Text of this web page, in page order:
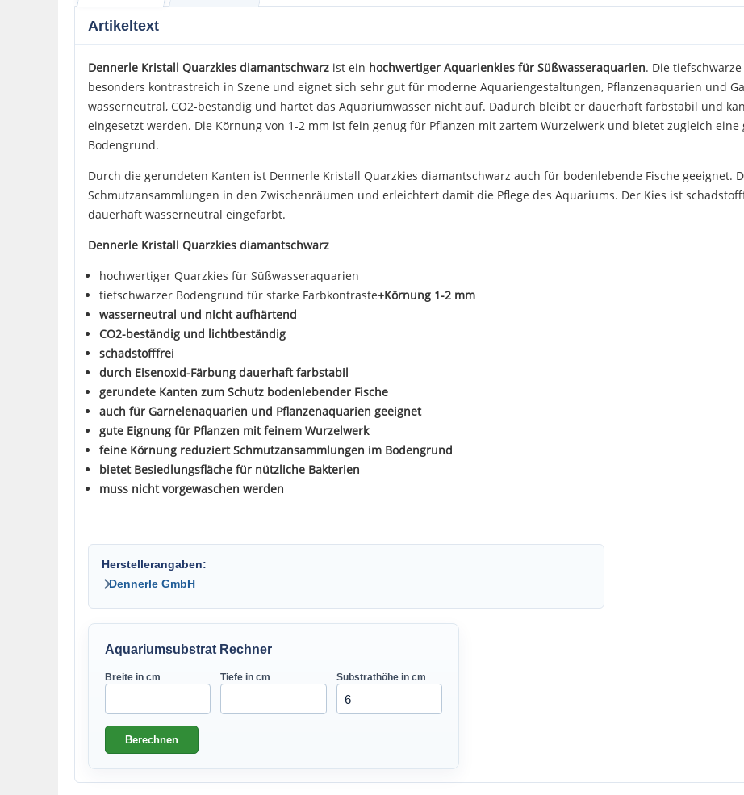
Artikeltext
Dennerle Kristall Quarzkies diamantschwarz ist ein hochwertiger Aquarienkies für Süßwasseraquarien. Die
besonders kontrastreich in Szene und eignet sich sehr gut für moderne Aquariengestaltungen, Pflanzenaquarien und
wasserneutral, CO2-beständig und härtet das Aquariumwasser nicht auf. Dadurch bleibt er dauerhaft farbstabil und
eingesetzt werden. Die Körnung von 1-2 mm ist fein genug für Pflanzen mit zartem Wurzelwerk und bietet zugleich
Bodengrund.
Durch die gerundeten Kanten ist Dennerle Kristall Quarzkies diamantschwarz auch für bodenlebende Fische geeignet.
Schmutzansammlungen in den Zwischenräumen und erleichtert damit die Pflege des Aquariums. Der Kies ist
dauerhaft wasserneutral eingefärbt.
Dennerle Kristall Quarzkies diamantschwarz
hochwertiger Quarzkies für Süßwasseraquarien
tiefschwarzer Bodengrund für starke Farbkontraste+Körnung 1-2 mm
wasserneutral und nicht aufhärtend
CO2-beständig und lichtbeständig
schadstofffrei
durch Eisenoxid-Färbung dauerhaft farbstabil
gerundete Kanten zum Schutz bodenlebender Fische
auch für Garnelenaquarien und Pflanzenaquarien geeignet
gute Eignung für Pflanzen mit feinem Wurzelwerk
feine Körnung reduziert Schmutzansammlungen im Bodengrund
bietet Besiedlungsfläche für nützliche Bakterien
muss nicht vorgewaschen werden
Herstellerangaben:
Dennerle GmbH
Aquariumsubstrat Rechner
Breite in cm Tiefe in cm Substrathöhe in cm